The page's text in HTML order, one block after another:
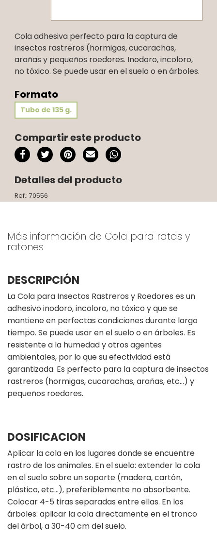
Cola adhesiva perfecto para la captura de
insectos rastreros (hormigas, cucarachas,
arañas y pequeños roedores. Inodoro, incoloro,
no tóxico. Se puede usar en el suelo o en árboles.
Formato
Tubo de 135 g.
Compartir este producto
Detalles del producto
Ref.: 70556
Más información de Cola para ratas y
ratones
DESCRIPCIÓN
La Cola para Insectos Rastreros y Roedores es un
adhesivo inodoro, incoloro, no tóxico y que se
mantiene en perfectas condiciones durante largo
tiempo. Se puede usar en el suelo o en árboles. Es
resistente a la humedad y otros agentes
ambientales, por lo que su efectividad está
garantizada. Es perfecto para la captura de insectos
rastreros (hormigas, cucarachas, arañas, etc…) y
pequeños roedores.
DOSIFICACION
Aplicar la cola en los lugares donde se encuentre
rastro de los animales. En el suelo: extender la cola
en el suelo sobre un soporte (madera, cartón,
plástico, etc…), preferiblemente no absorbente.
Colocar 4-5 tiras separadas entre ellas. En los
árboles: aplicar la cola directamente en el tronco
del árbol, a 30-40 cm del suelo.